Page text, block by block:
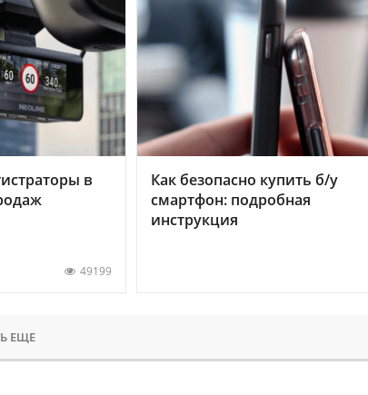
в
49199
Как безопасно купить б/у
смартфон: подробная
инструкция
ЕЩЕ